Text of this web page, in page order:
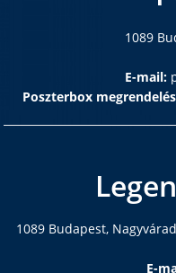
1089
E-mail:
Poszterbox
1089 Budapest,
E-